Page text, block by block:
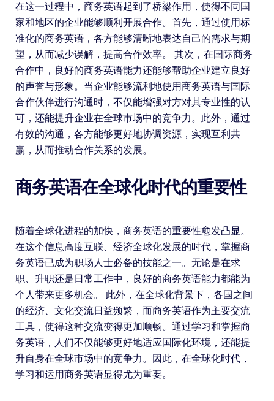
在这一过程中，商务英语起到了桥梁作用，使得不同国
家和地区的企业能够顺利开展合作。首先，通过使用标
准化的商务英语，各方能够清晰地表达自己的需求与期
望，从而减少误解，提高合作效率。 其次，在国际商务
合作中，良好的商务英语能力还能够帮助企业建立良好
的声誉与形象。当企业能够流利地使用商务英语与国际
合作伙伴进行沟通时，不仅能增强对方对其专业性的认
可，还能提升企业在全球市场中的竞争力。此外，通过
有效的沟通，各方能够更好地协调资源，实现互利共
赢，从而推动合作关系的发展。
商务英语在全球化时代的重要性
随着全球化进程的加快，商务英语的重要性愈发凸显。
在这个信息高度互联、经济全球化发展的时代，掌握商
务英语已成为职场人士必备的技能之一。无论是在求
职、升职还是日常工作中，良好的商务英语能力都能为
个人带来更多机会。 此外，在全球化背景下，各国之间
的经济、文化交流日益频繁，而商务英语作为主要交流
工具，使得这种交流变得更加顺畅。通过学习和掌握商
务英语，人们不仅能够更好地适应国际化环境，还能提
升自身在全球市场中的竞争力。因此，在全球化时代，
学习和运用商务英语显得尤为重要。